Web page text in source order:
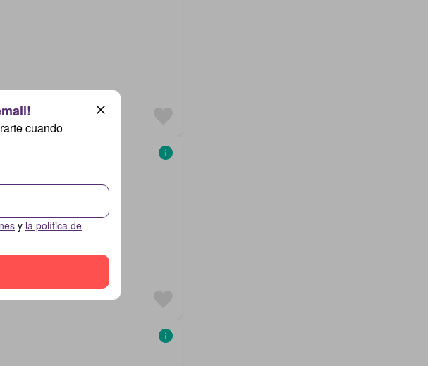
cuando
y la política de